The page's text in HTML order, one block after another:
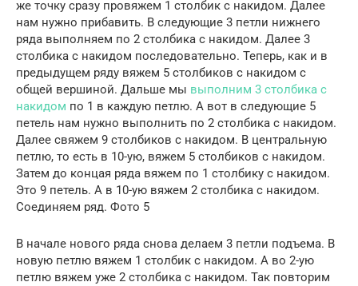
же точку сразу провяжем 1 столбик с накидом. Далее
нам нужно прибавить. В следующие 3 петли нижнего
ряда выполняем по 2 столбика с накидом. Далее 3
столбика с накидом последовательно. Теперь, как и в
предыдущем ряду вяжем 5 столбиков с накидом с
общей вершиной. Дальше мы выполним 3 столбика с
накидом по 1 в каждую петлю. А вот в следующие 5
петель нам нужно выполнить по 2 столбика с накидом.
Далее свяжем 9 столбиков с накидом. В центральную
петлю, то есть в 10-ую, вяжем 5 столбиков с накидом.
Затем до концая ряда вяжем по 1 столбику с накидом.
Это 9 петель. А в 10-ую вяжем 2 столбика с накидом.
Соединяем ряд. Фото 5
В начале нового ряда снова делаем 3 петли подъема. В
новую петлю вяжем 1 столбик с накидом. А во 2-ую
петлю вяжем уже 2 столбика с накидом. Так повторим